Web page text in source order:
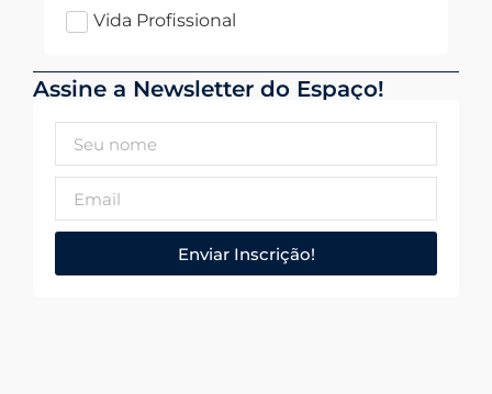
Vida Profissional
Assine a Newsletter do Espaço!
Enviar Inscrição!